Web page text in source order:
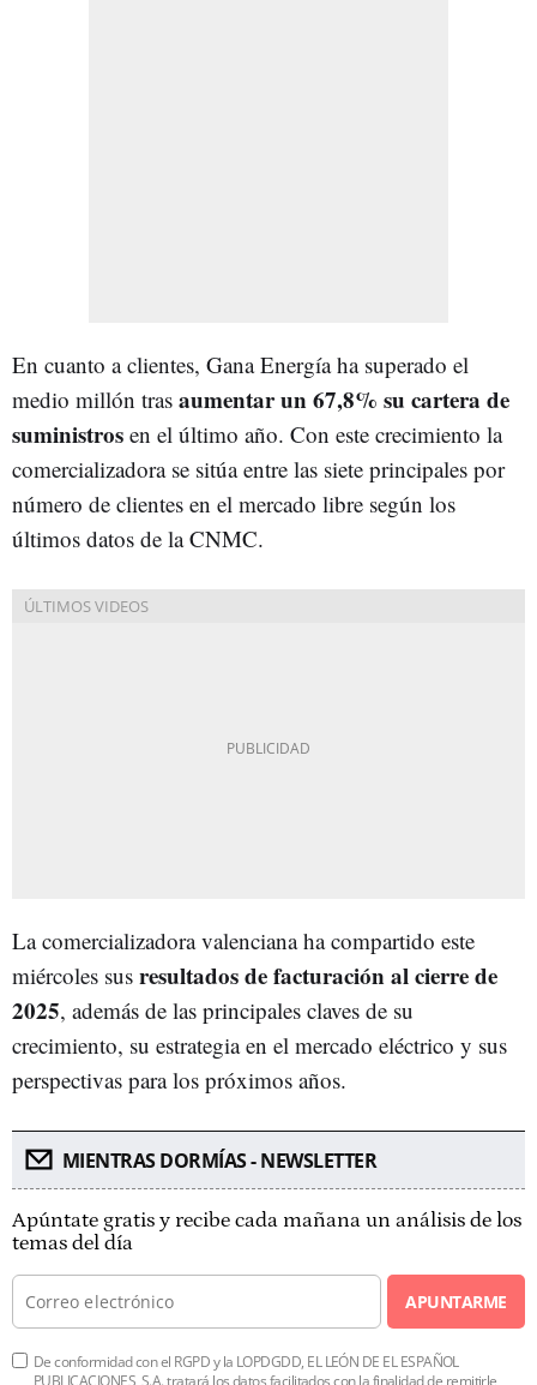
En cuanto a clientes, Gana Energía ha superado el
medio millón tras aumentar un 67,8% su cartera de
suministros en el último año. Con este crecimiento la
comercializadora se sitúa entre las siete principales por
número de clientes en el mercado libre según los
últimos datos de la CNMC.
La comercializadora valenciana ha compartido este
miércoles sus resultados de facturación al cierre de
2025, además de las principales claves de su
crecimiento, su estrategia en el mercado eléctrico y sus
perspectivas para los próximos años.
MIENTRAS DORMÍAS - NEWSLETTER
Apúntate gratis y recibe cada mañana un análisis de los
temas del día
APUNTARME
De conformidad con el RGPD y la LOPDGDD, EL LEÓN DE EL ESPAÑOL
PUBLICACIONES, S.A. tratará los datos facilitados con la finalidad de remitirle